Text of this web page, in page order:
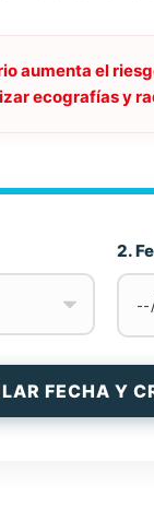
aumenta el
ecografías y
2.
FECHA Y